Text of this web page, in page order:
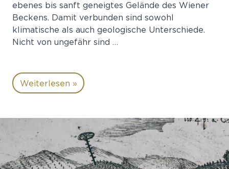
ebenes bis sanft geneigtes Gelände des Wiener
Beckens. Damit verbunden sind sowohl
klimatische als auch geologische Unterschiede.
Nicht von ungefähr sind …
Weiterlesen »